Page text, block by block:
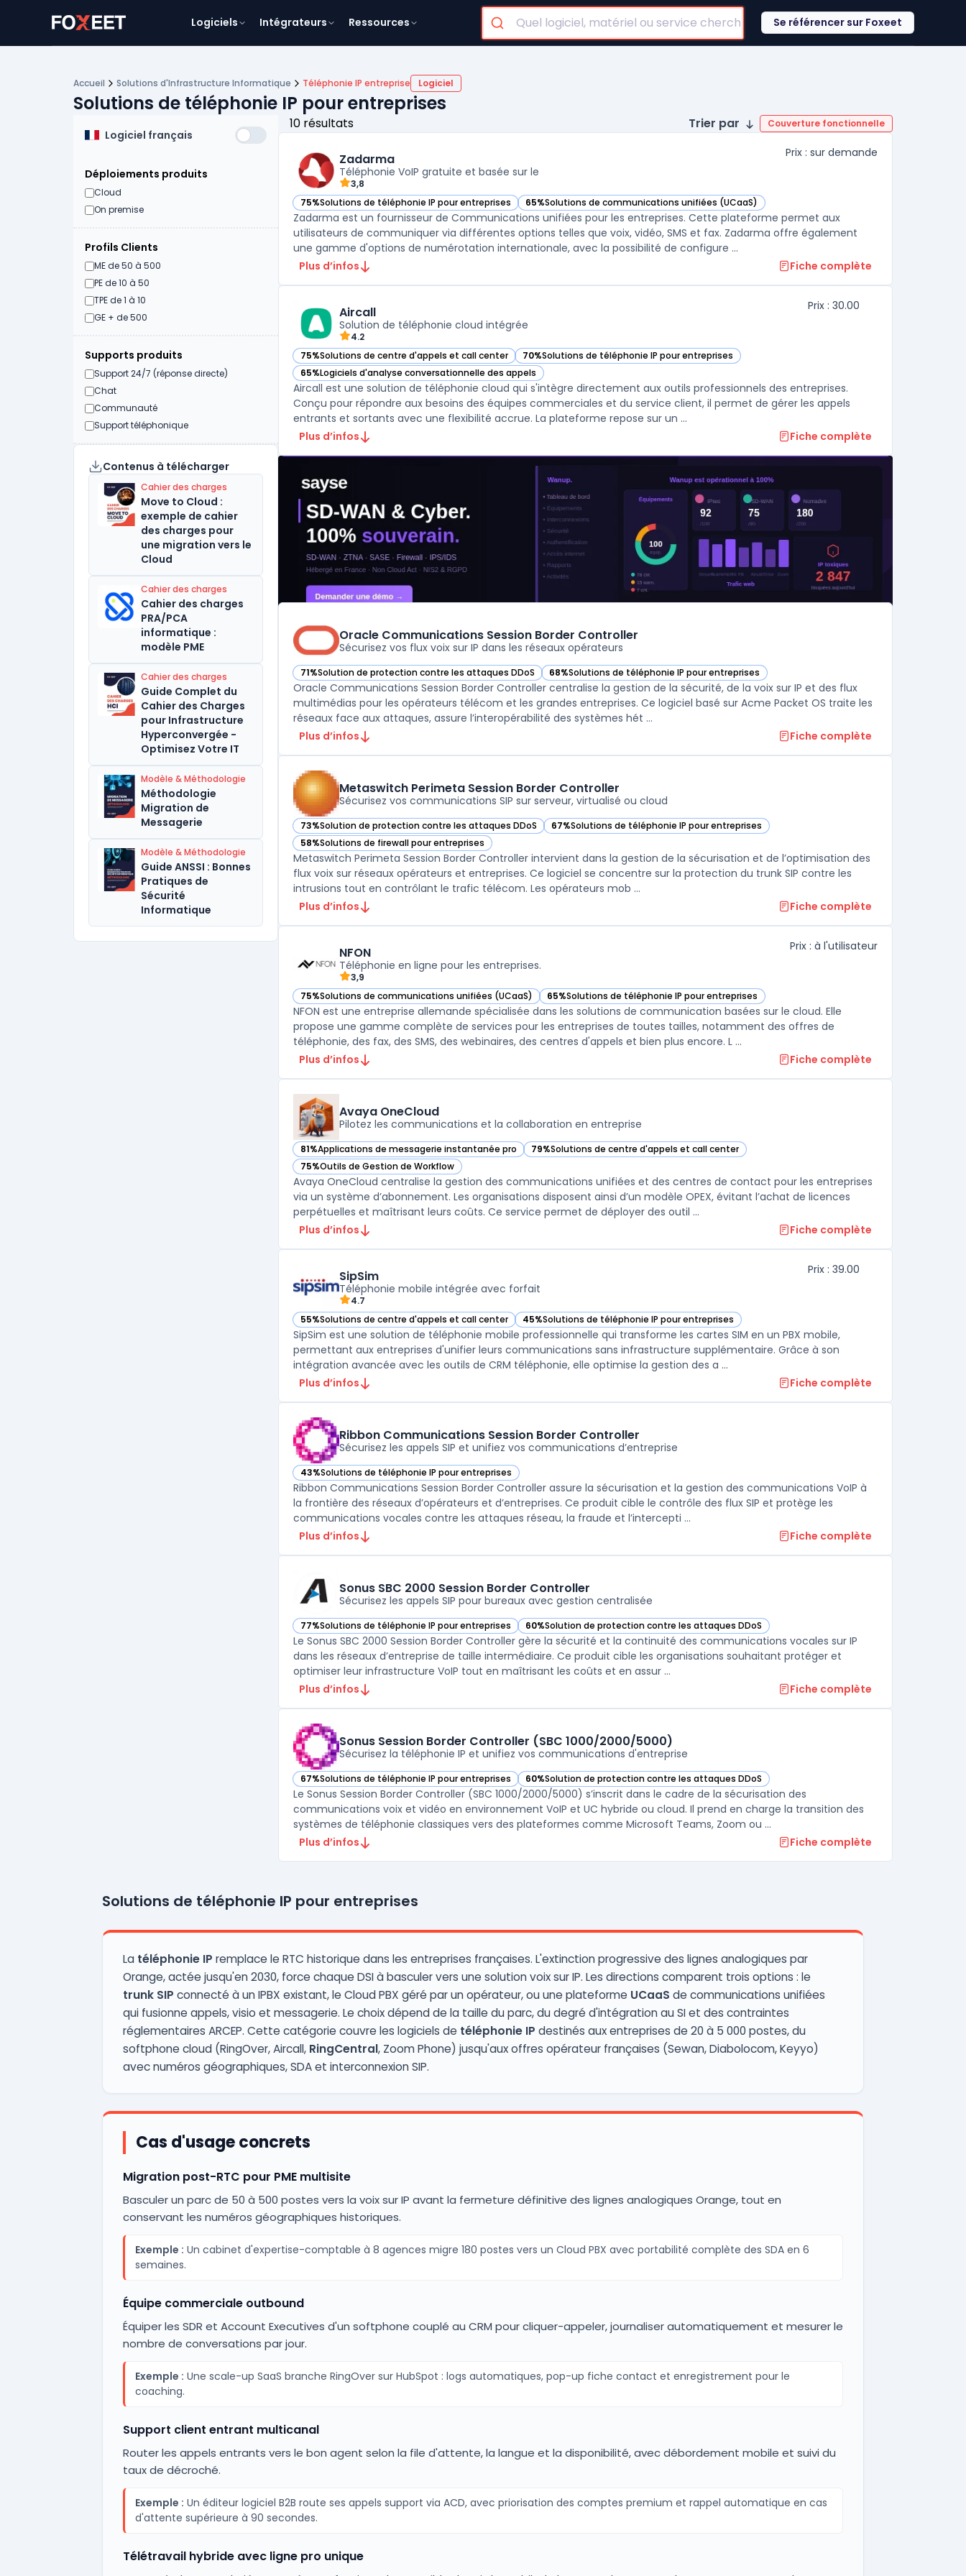
Logiciels Intégrateurs Ressources Se référencer sur Foxeet
Accueil Solutions d'Infrastructure Informatique Téléphonie IP entreprise Logiciel
Solutions de téléphonie IP pour entreprises
Logiciel français
Déploiements produits
Cloud
On premise
Profils Clients
ME de 50 à 500
PE de 10 à 50
TPE de 1 à 10
GE + de 500
Supports produits
Support 24/7 (réponse directe)
Chat
Communauté
Support téléphonique
Contenus à télécharger
Cahier des charges
Move to Cloud :
exemple de cahier
des charges pour
une migration vers le
Cloud
Cahier des charges
Cahier des charges
PRA/PCA
informatique :
modèle PME
Cahier des charges
Guide Complet du
Cahier des Charges
pour Infrastructure
Hyperconvergée -
Optimisez Votre IT
Modèle & Méthodologie
Méthodologie
Migration de
Messagerie
Modèle & Méthodologie
Guide ANSSI : Bonnes
Pratiques de
Sécurité
Informatique
10 résultats Trier par Couverture fonctionnelle
Zadarma
Téléphonie VoIP gratuite et basée sur le
3,8
Prix : sur demande
75%Solutions de téléphonie IP pour entreprises
— voir Zadarma dans cette catégorie 65%Solutions de communications unifiées (UCaaS)
— voir Zadarma dans cette catégorie
Zadarma est un fournisseur de Communications unifiées pour les entreprises. Cette plateforme permet aux
utilisateurs de communiquer via différentes options telles que voix, vidéo, SMS et fax. Zadarma offre également
une gamme d'options de numérotation internationale, avec la possibilité de configure ...
Plus d’infos
Fiche complète
Aircall
Solution de téléphonie cloud intégrée
4.2
Prix : 30.00
75%Solutions de centre d'appels et call center
— voir Aircall dans cette catégorie 70%Solutions de téléphonie IP pour entreprises
— voir Aircall dans cette catégorie
65%Logiciels d'analyse conversationnelle des appels
— voir Aircall dans cette catégorie
Aircall est une solution de téléphonie cloud qui s'intègre directement aux outils professionnels des entreprises.
Conçu pour répondre aux besoins des équipes commerciales et du service client, il permet de gérer les appels
entrants et sortants avec une flexibilité accrue. La plateforme repose sur un ...
Plus d’infos
Fiche complète
Oracle Communications Session Border Controller
Sécurisez vos flux voix sur IP dans les réseaux opérateurs
71%Solution de protection contre les attaques DDoS
— voir Oracle Communications Session Border Controller dans cette catégorie
68%Solutions de téléphonie IP pour entreprises
— voir Oracle Communications Session Border Controller dans cette catégorie
Oracle Communications Session Border Controller centralise la gestion de la sécurité, de la voix sur IP et des flux
multimédias pour les opérateurs télécom et les grandes entreprises. Ce logiciel basé sur Acme Packet OS traite les
réseaux face aux attaques, assure l’interopérabilité des systèmes hét ...
Plus d’infos
Fiche complète
Metaswitch Perimeta Session Border Controller
Sécurisez vos communications SIP sur serveur, virtualisé ou cloud
73%Solution de protection contre les attaques DDoS
— voir Metaswitch Perimeta Session Border Controller dans cette catégorie
67%Solutions de téléphonie IP pour entreprises
— voir Metaswitch Perimeta Session Border Controller dans cette catégorie
58%Solutions de firewall pour entreprises
— voir Metaswitch Perimeta Session Border Controller dans cette catégorie
Metaswitch Perimeta Session Border Controller intervient dans la gestion de la sécurisation et de l’optimisation des
flux voix sur réseaux opérateurs et entreprises. Ce logiciel se concentre sur la protection du trunk SIP contre les
intrusions tout en contrôlant le trafic télécom. Les opérateurs mob ...
Plus d’infos
Fiche complète
NFON
Téléphonie en ligne pour les entreprises.
3,9
Prix : à l'utilisateur
75%Solutions de communications unifiées (UCaaS)
— voir NFON dans cette catégorie 65%Solutions de téléphonie IP pour entreprises
— voir NFON dans cette catégorie
NFON est une entreprise allemande spécialisée dans les solutions de communication basées sur le cloud. Elle
propose une gamme complète de services pour les entreprises de toutes tailles, notamment des offres de
téléphonie, des fax, des SMS, des webinaires, des centres d'appels et bien plus encore. L ...
Plus d’infos
Fiche complète
Avaya OneCloud
Pilotez les communications et la collaboration en entreprise
81%Applications de messagerie instantanée pro
— voir Avaya OneCloud dans cette catégorie 79%Solutions de centre d'appels et call center
— voir Avaya OneCloud dans cette catégorie
75%Outils de Gestion de Workflow
— voir Avaya OneCloud dans cette catégorie
Avaya OneCloud centralise la gestion des communications unifiées et des centres de contact pour les entreprises
via un système d’abonnement. Les organisations disposent ainsi d’un modèle OPEX, évitant l’achat de licences
perpétuelles et maîtrisant leurs coûts. Ce service permet de déployer des outil ...
Plus d’infos
Fiche complète
SipSim
Téléphonie mobile intégrée avec forfait
4.7
Prix : 39.00
55%Solutions de centre d'appels et call center
— voir SipSim dans cette catégorie 45%Solutions de téléphonie IP pour entreprises
— voir SipSim dans cette catégorie
SipSim est une solution de téléphonie mobile professionnelle qui transforme les cartes SIM en un PBX mobile,
permettant aux entreprises d'unifier leurs communications sans infrastructure supplémentaire. Grâce à son
intégration avancée avec les outils de CRM téléphonie, elle optimise la gestion des a ...
Plus d’infos
Fiche complète
Ribbon Communications Session Border Controller
Sécurisez les appels SIP et unifiez vos communications d’entreprise
43%Solutions de téléphonie IP pour entreprises
— voir Ribbon Communications Session Border Controller dans cette catégorie
Ribbon Communications Session Border Controller assure la sécurisation et la gestion des communications VoIP à
la frontière des réseaux d’opérateurs et d’entreprises. Ce produit cible le contrôle des flux SIP et protège les
communications vocales contre les attaques réseau, la fraude et l’intercepti ...
Plus d’infos
Fiche complète
Sonus SBC 2000 Session Border Controller
Sécurisez les appels SIP pour bureaux avec gestion centralisée
77%Solutions de téléphonie IP pour entreprises
— voir Sonus SBC 2000 Session Border Controller dans cette catégorie
60%Solution de protection contre les attaques DDoS
— voir Sonus SBC 2000 Session Border Controller dans cette catégorie
Le Sonus SBC 2000 Session Border Controller gère la sécurité et la continuité des communications vocales sur IP
dans les réseaux d’entreprise de taille intermédiaire. Ce produit cible les organisations souhaitant protéger et
optimiser leur infrastructure VoIP tout en maîtrisant les coûts et en assur ...
Plus d’infos
Fiche complète
Sonus Session Border Controller (SBC 1000/2000/5000)
Sécurisez la téléphonie IP et unifiez vos communications d'entreprise
67%Solutions de téléphonie IP pour entreprises
— voir Sonus Session Border Controller (SBC 1000/2000/5000) dans cette catégorie
60%Solution de protection contre les attaques DDoS
— voir Sonus Session Border Controller (SBC 1000/2000/5000) dans cette catégorie
Le Sonus Session Border Controller (SBC 1000/2000/5000) s’inscrit dans le cadre de la sécurisation des
communications voix et vidéo en environnement VoIP et UC hybride ou cloud. Il prend en charge la transition des
systèmes de téléphonie classiques vers des plateformes comme Microsoft Teams, Zoom ou ...
Plus d’infos
Fiche complète
Solutions de téléphonie IP pour entreprises
La téléphonie IP remplace le RTC historique dans les entreprises françaises. L'extinction progressive des lignes analogiques par
Orange, actée jusqu'en 2030, force chaque DSI à basculer vers une solution voix sur IP. Les directions comparent trois options : le
trunk SIP connecté à un IPBX existant, le Cloud PBX géré par un opérateur, ou une plateforme UCaaS de communications unifiées
qui fusionne appels, visio et messagerie. Le choix dépend de la taille du parc, du degré d'intégration au SI et des contraintes
réglementaires ARCEP. Cette catégorie couvre les logiciels de téléphonie IP destinés aux entreprises de 20 à 5 000 postes, du
softphone cloud (RingOver, Aircall, RingCentral, Zoom Phone) jusqu'aux offres opérateur françaises (Sewan, Diabolocom, Keyyo)
avec numéros géographiques, SDA et interconnexion SIP.
Cas d'usage concrets
Migration post-RTC pour PME multisite
Basculer un parc de 50 à 500 postes vers la voix sur IP avant la fermeture définitive des lignes analogiques Orange, tout en
conservant les numéros géographiques historiques.
Exemple : Un cabinet d'expertise-comptable à 8 agences migre 180 postes vers un Cloud PBX avec portabilité complète des SDA en 6
semaines.
Équipe commerciale outbound
Équiper les SDR et Account Executives d'un softphone couplé au CRM pour cliquer-appeler, journaliser automatiquement et mesurer le
nombre de conversations par jour.
Exemple : Une scale-up SaaS branche RingOver sur HubSpot : logs automatiques, pop-up fiche contact et enregistrement pour le
coaching.
Support client entrant multicanal
Router les appels entrants vers le bon agent selon la file d'attente, la langue et la disponibilité, avec débordement mobile et suivi du
taux de décroché.
Exemple : Un éditeur logiciel B2B route ses appels support via ACD, avec priorisation des comptes premium et rappel automatique en cas
d'attente supérieure à 90 secondes.
Télétravail hybride avec ligne pro unique